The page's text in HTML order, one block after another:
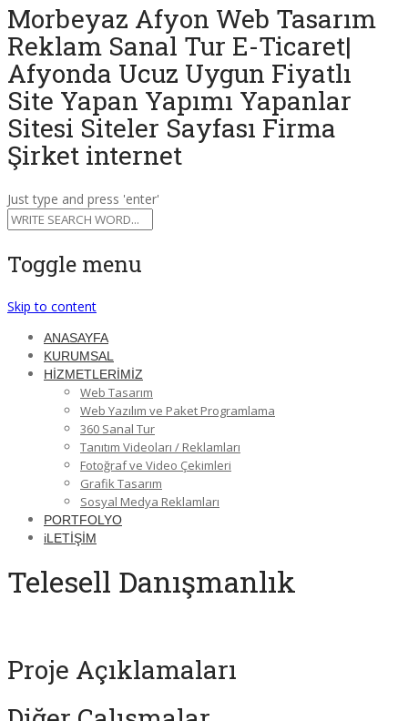
Morbeyaz Afyon Web Tasarım
Reklam Sanal Tur E-Ticaret|
Afyonda Ucuz Uygun Fiyatlı
Site Yapan Yapımı Yapanlar
Sitesi Siteler Sayfası Firma
Şirket internet
Just type and press 'enter'
Toggle menu
Skip to content
ANASAYFA
KURUMSAL
HİZMETLERİMİZ
Web Tasarım
Web Yazılım ve Paket Programlama
360 Sanal Tur
Tanıtım Videoları / Reklamları
Fotoğraf ve Video Çekimleri
Grafik Tasarım
Sosyal Medya Reklamları
PORTFOLYO
iLETİŞİM
Telesell Danışmanlık
Proje Açıklamaları